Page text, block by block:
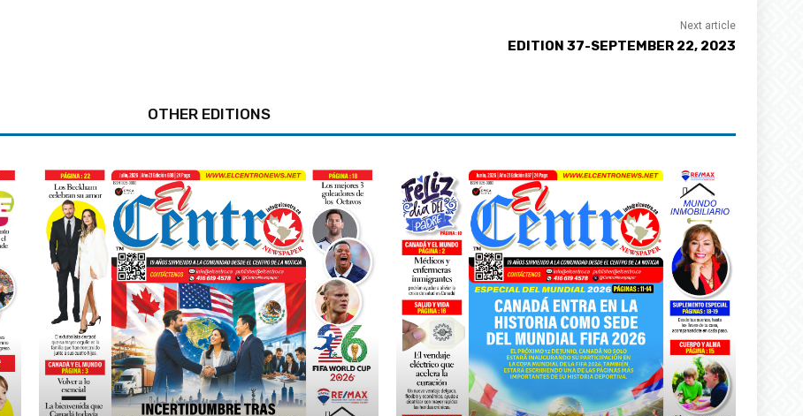
Next article
EDITION 37-SEPTEMBER 22, 2023
OTHER EDITIONS